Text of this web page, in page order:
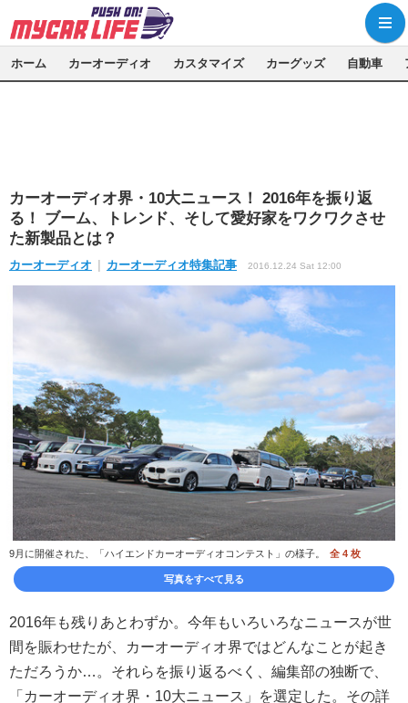
ホーム カーオーディオ カスタマイズ カーグッズ 自動車
カーオーディオ界・10大ニュース！ 2016年を振り返
る！ ブーム、トレンド、そして愛好家をワクワクさせ
た新製品とは？
カーオーディオ カーオーディオ特集記事 2016.12.24 Sat 12:00
9月に開催された、「ハイエンドカーオーディオコンテスト」の様子。 全 4 枚
写真をすべて見る
2016年も残りあとわずか。今年もいろいろなニュースが世
間を賑わせたが、カーオーディオ界ではどんなことが起き
ただろうか…。それらを振り返るべく、編集部の独断で、
「カーオーディオ界・10大ニュース」を選定した。その詳